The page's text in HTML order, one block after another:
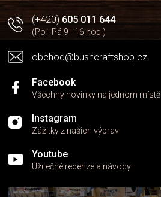
(+420)605 011 644
(Po - Pá 9 - 16 hod.)
obchod@bushcraftshop.cz
Facebook
Všechny novinky na jednom místě
Instagram
Zážitky z našich výprav
Youtube
Užitečné recenze a návody